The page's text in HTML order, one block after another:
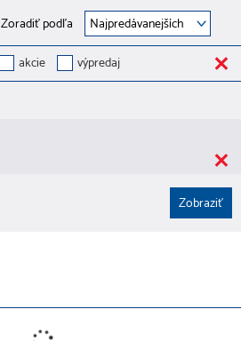
Zoradiť podľa
akcie výpredaj